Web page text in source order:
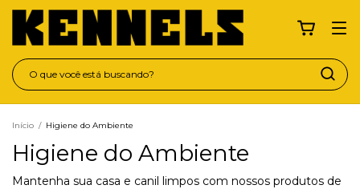
Início / Higiene do Ambiente
Higiene do Ambiente
Mantenha sua casa e canil limpos com nossos produtos de